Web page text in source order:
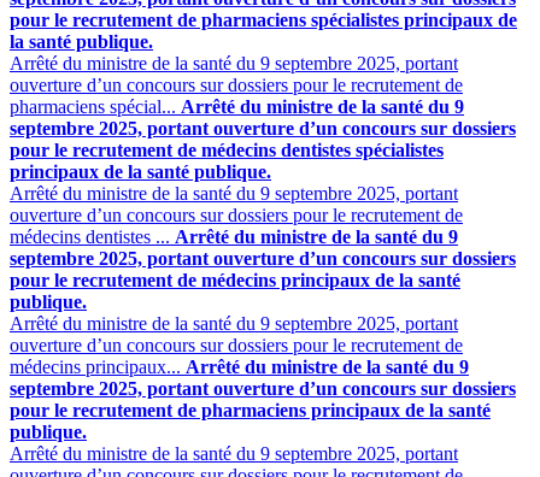
pour le recrutement de pharmaciens spécialistes principaux de
la santé publique.
Arrêté du ministre de la santé du 9 septembre 2025, portant
ouverture d’un concours sur dossiers pour le recrutement de
pharmaciens spécial... Arrêté du ministre de la santé du 9
septembre 2025, portant ouverture d’un concours sur dossiers
pour le recrutement de médecins dentistes spécialistes
principaux de la santé publique.
Arrêté du ministre de la santé du 9 septembre 2025, portant
ouverture d’un concours sur dossiers pour le recrutement de
médecins dentistes ... Arrêté du ministre de la santé du 9
septembre 2025, portant ouverture d’un concours sur dossiers
pour le recrutement de médecins principaux de la santé
publique.
Arrêté du ministre de la santé du 9 septembre 2025, portant
ouverture d’un concours sur dossiers pour le recrutement de
médecins principaux... Arrêté du ministre de la santé du 9
septembre 2025, portant ouverture d’un concours sur dossiers
pour le recrutement de pharmaciens principaux de la santé
publique.
Arrêté du ministre de la santé du 9 septembre 2025, portant